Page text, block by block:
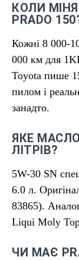
КОЛИ
PRADO
Кожні 8 000-
000 км для
Toyota пише
пилом і
занадто.
ЯКЕ МАСЛО
ЛІТРІВ?
5W-30 SN
6.0 л.
83865).
Liqui Moly
ЧИ МАЄ